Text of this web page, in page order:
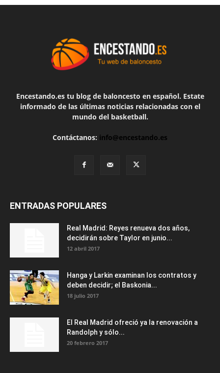
Encestando.es tu blog de baloncesto en español. Estate
informado de las últimas noticias relacionadas con el
mundo del basketball.
Contáctanos: info@encestando.es
ENTRADAS POPULARES
Real Madrid: Reyes renueva dos años,
decidirán sobre Taylor en junio...
12 abril 2017
Hanga y Larkin examinan los contratos y
deben decidir; el Baskonia...
18 julio 2017
El Real Madrid ofreció ya la renovación a
Randolph y sólo...
20 febrero 2017